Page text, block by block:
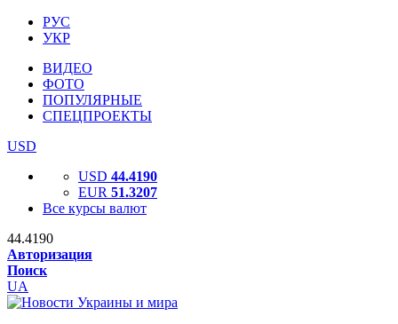
РУС
УКР
ВИДЕО
ФОТО
ПОПУЛЯРНЫЕ
СПЕЦПРОЕКТЫ
USD
USD 44.4190
EUR 51.3207
Все курсы валют
44.4190
Авторизация
Поиск
UA